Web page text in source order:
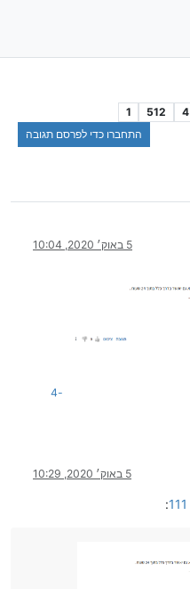
4
512
1
התחברו כדי לפרסם תגובה
5 באוק׳ 2020, 10:04
-4
5 באוק׳ 2020, 10:29
: